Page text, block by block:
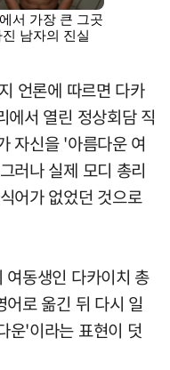
언론에 따르면 다카
에서 열린 정상회담 직
자신을 '아름다운 여
러나 실제 모디 총리
어가 없었던 것으로
동생인 다카이치 총
로 옮긴 뒤 다시 일
운'이라는 표현이 덧